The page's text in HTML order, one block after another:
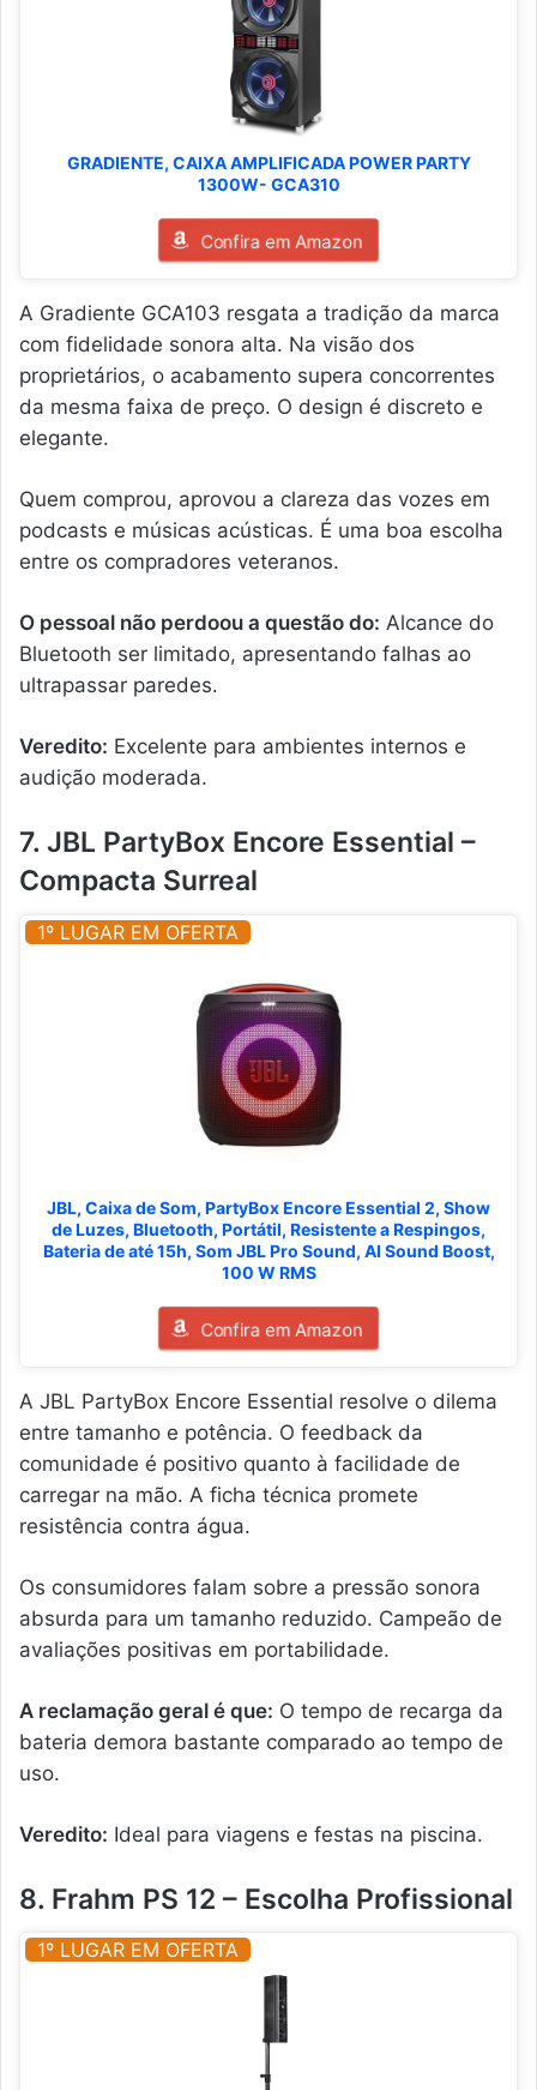
GRADIENTE, CAIXA AMPLIFICADA POWER PARTY
1300W- GCA310
Confira em Amazon
A Gradiente GCA103 resgata a tradição da marca
com fidelidade sonora alta. Na visão dos
proprietários, o acabamento supera concorrentes
da mesma faixa de preço. O design é discreto e
elegante.
Quem comprou, aprovou a clareza das vozes em
podcasts e músicas acústicas. É uma boa escolha
entre os compradores veteranos.
O pessoal não perdoou a questão do: Alcance do
Bluetooth ser limitado, apresentando falhas ao
ultrapassar paredes.
Veredito: Excelente para ambientes internos e
audição moderada.
7. JBL PartyBox Encore Essential –
Compacta Surreal
1º LUGAR EM OFERTA
JBL, Caixa de Som, PartyBox Encore Essential 2, Show
de Luzes, Bluetooth, Portátil, Resistente a Respingos,
Bateria de até 15h, Som JBL Pro Sound, AI Sound Boost,
100 W RMS
Confira em Amazon
A JBL PartyBox Encore Essential resolve o dilema
entre tamanho e potência. O feedback da
comunidade é positivo quanto à facilidade de
carregar na mão. A ficha técnica promete
resistência contra água.
Os consumidores falam sobre a pressão sonora
absurda para um tamanho reduzido. Campeão de
avaliações positivas em portabilidade.
A reclamação geral é que: O tempo de recarga da
bateria demora bastante comparado ao tempo de
uso.
Veredito: Ideal para viagens e festas na piscina.
8. Frahm PS 12 – Escolha Profissional
1º LUGAR EM OFERTA